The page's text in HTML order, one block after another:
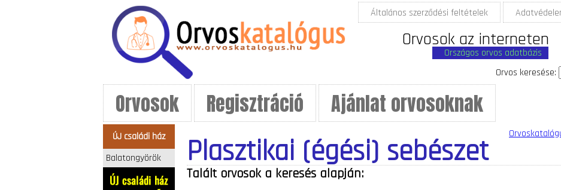
Orvos keresése:
Általános szerződési feltételek
Orvosok az interneten
Országos orvos adatbázis
Orvosok Regisztráció Ajánlat orvosoknak
ÚJ családi ház
Balatongyörök
Plasztikai (égési) sebészet
Talált orvosok a keresés alapján: